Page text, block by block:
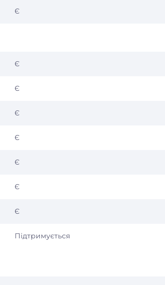
Є
Є
Є
Є
Є
Є
Є
Є
Підтримується